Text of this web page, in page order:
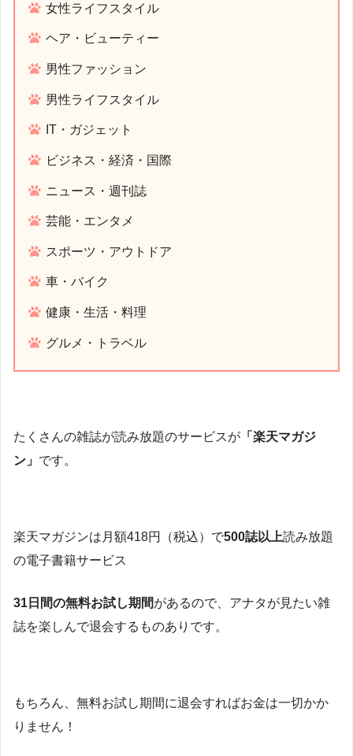
女性ライフスタイル
ヘア・ビューティー
男性ファッション
男性ライフスタイル
IT・ガジェット
ビジネス・経済・国際
ニュース・週刊誌
芸能・エンタメ
スポーツ・アウトドア
車・バイク
健康・生活・料理
グルメ・トラベル
たくさんの雑誌が読み放題のサービスが 「楽天マガジ
ン」 です。
楽天マガジンは月額418円（税込）で500誌以上読み放題
の電子書籍サービス
31日間の無料お試し期間があるので、アナタが見たい雑
誌を楽しんで退会するものありです。
もちろん、無料お試し期間に退会すればお金は一切かか
りません！